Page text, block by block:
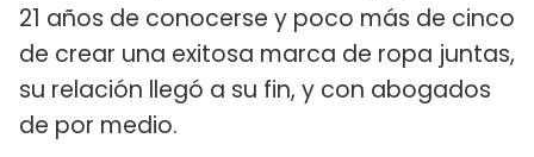
21 años de conocerse y poco más de cinco
de crear una exitosa marca de ropa juntas,
su relación llegó a su fin, y con abogados
de por medio.